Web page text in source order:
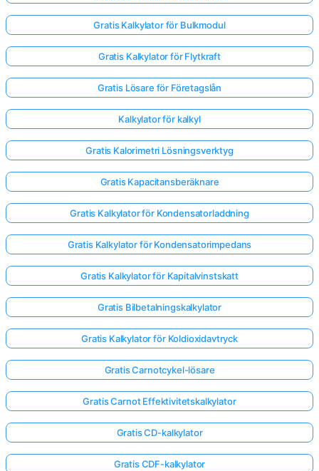
Gratis Kalkylator för Bulkmodul
Gratis Kalkylator för Flytkraft
Gratis Lösare för Företagslån
Kalkylator för kalkyl
Gratis Kalorimetri Lösningsverktyg
Gratis Kapacitansberäknare
Gratis Kalkylator för Kondensatorladdning
Gratis Kalkylator för Kondensatorimpedans
Gratis Kalkylator för Kapitalvinstskatt
Gratis Bilbetalningskalkylator
Gratis Kalkylator för Koldioxidavtryck
Gratis Carnotcykel-lösare
Gratis Carnot Effektivitetskalkylator
Gratis CD-kalkylator
Gratis CDF-kalkylator